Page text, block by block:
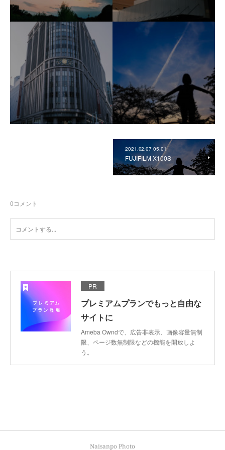
2021.02.07 05:01
FUJIFILM X100S
0コメント
PR
プレミアムプランでもっと自由な
サイトに
Ameba Owndで、広告非表示、画像容量無制
限、ページ数無制限などの機能を開放しよ
う。
Naisanpo Photo